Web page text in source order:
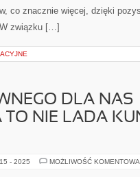
co znacznie więcej, dzięki
W związku […]
DLA NAS
TO NIE LADA
- 2025 MOŻLIWOŚĆ